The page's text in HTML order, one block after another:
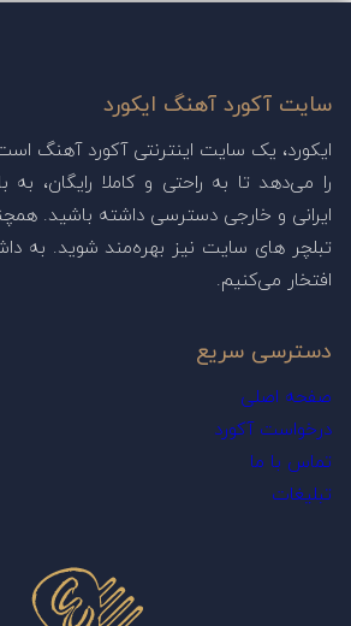
سایت آکورد آهنگ ایکورد
ایکورد، یک سایت اینترنتی آکورد آهنگ
را می‌دهد تا به راحتی و کاملا رایگان،
ایرانی و خارجی دسترسی داشته باشید.
تبلچر های سایت نیز بهره‌مند شوید. به
افتخار می‌کنیم.
دسترسی سریع
صفحه اصلی
درخواست آکورد
تماس با ما
تبلیغات